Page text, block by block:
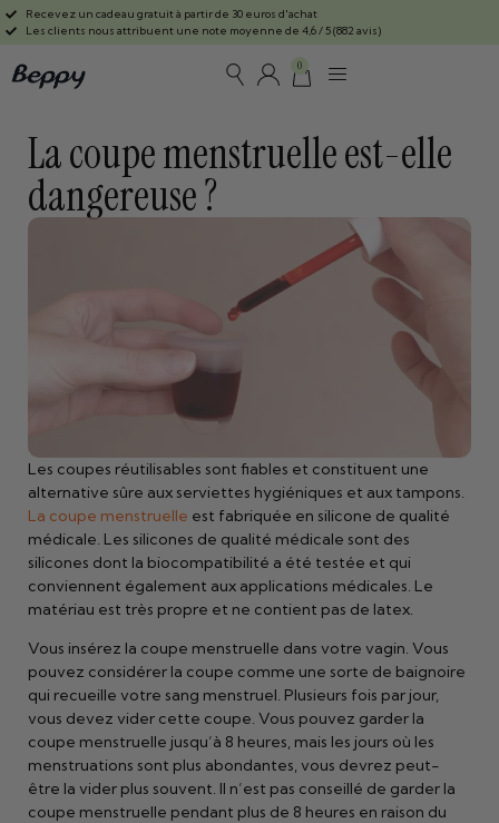
Recevez un cadeau gratuit à partir de 30 euros d'achat
Les clients nous attribuent une note moyenne de 4,6 / 5 (882 avis)
0
La coupe menstruelle est-elle
dangereuse ?
Les coupes réutilisables sont fiables et constituent une
alternative sûre aux serviettes hygiéniques et aux tampons.
La coupe menstruelle est fabriquée en silicone de qualité
médicale. Les silicones de qualité médicale sont des
silicones dont la biocompatibilité a été testée et qui
conviennent également aux applications médicales. Le
matériau est très propre et ne contient pas de latex.
Vous insérez la coupe menstruelle dans votre vagin. Vous
pouvez considérer la coupe comme une sorte de baignoire
qui recueille votre sang menstruel. Plusieurs fois par jour,
vous devez vider cette coupe. Vous pouvez garder la
coupe menstruelle jusqu’à 8 heures, mais les jours où les
menstruations sont plus abondantes, vous devrez peut-
être la vider plus souvent. Il n’est pas conseillé de garder la
coupe menstruelle pendant plus de 8 heures en raison du